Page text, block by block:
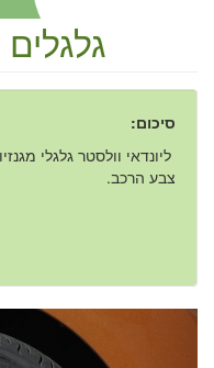
סיכום:
ליונדאי וולסטר גלגלי
צבע הרכב.